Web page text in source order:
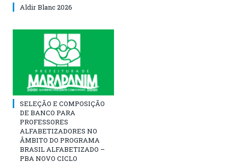
Aldir Blanc 2026
SELEÇÃO E COMPOSIÇÃO
DE BANCO PARA
PROFESSORES
ALFABETIZADORES NO
ÂMBITO DO PROGRAMA
BRASIL ALFABETIZADO –
PBA NOVO CICLO